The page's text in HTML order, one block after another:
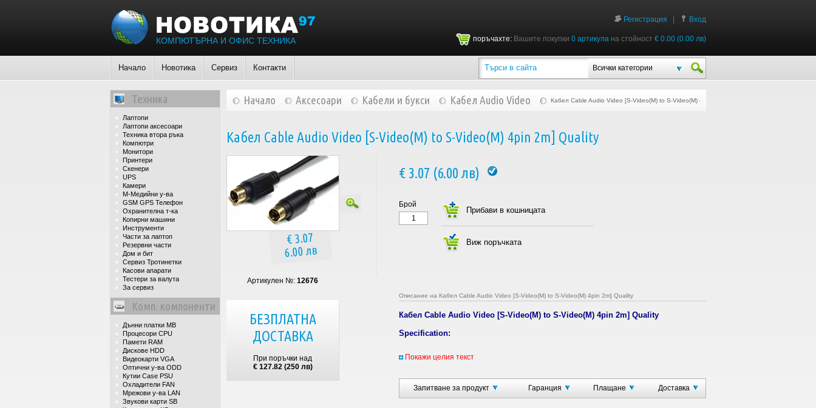
КОМПЮТЪРНА И ОФИС ТЕХНИКА
Регистрация Вход
поръчахте: Вашите покупки 0 артикула на стойност € 0.00 (0.00 лв)
Начало Новотика Сервиз Контакти Всички категории
Техника
Лаптопи
Лаптопи аксесоари
Техника втора ръка
Компютри
Монитори
Принтери
Скенери
UPS
Камери
М-Медийни у-ва
GSM GPS Телефон
Охранителна т-ка
Копирни машини
Инструменти
Части за лаптоп
Резервни части
Дом и бит
Сервиз Тротинетки
Касови апарати
Тестери за валута
За сервиз
Комп. компоненти
Дънни платки MB
Процесори CPU
Памети RAM
Дискове HDD
Видеокарти VGA
Оптични у-ва ODD
Кутии Case PSU
Охладители FAN
Мрежови у-ва LAN
Звукови карти SB
Начало Аксесоари Кабели и букси Кабел Audio Video Кабел Cable Audio Video [S-Video(M) to S-Video(M) 4pin 2m] Quality
Кабел Cable Audio Video [S-Video(M) to S-Video(M) 4pin 2m] Quality
€ 3.07
6.00 лв
Артикулен №: 12676
БЕЗПЛАТНА
ДОСТАВКА
При поръчки над
€ 127.82 (250 лв)
€ 3.07 (6.00 лв)
Брой
Описание на Кабел Cable Audio Video [S-Video(M) to S-Video(M) 4pin 2m] Quality
Кабел Cable Audio Video [S-Video(M) to S-Video(M) 4pin 2m] Quality
Specification:
Type:Cable-512 Quality
Short Description:Cable S-Video Male
Lenght:2 m
Weight:0.1 ( kg )
Покажи целия текст
Запитване за продукт Гаранция Плащане Доставка